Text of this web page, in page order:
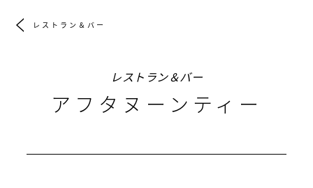
レストラン＆バー
レストラン＆バー
アフタヌーンティー